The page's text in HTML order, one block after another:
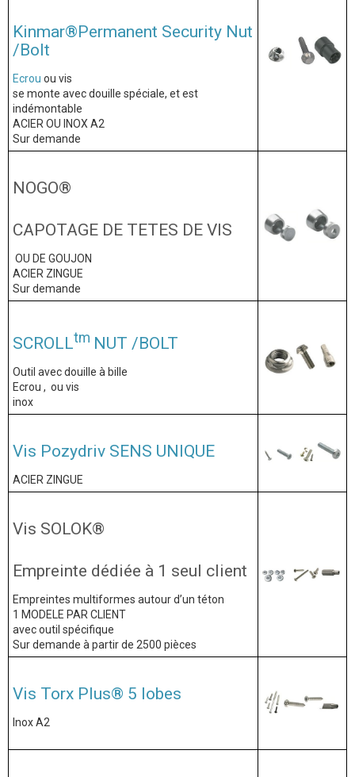
Kinmar®Permanent Security Nut
/Bolt
Ecrou ou vis
se monte avec douille spéciale, et est
indémontable
ACIER OU INOX A2
Sur demande
NOGO®
CAPOTAGE DE TETES DE VIS
OU DE GOUJON
ACIER ZINGUE
Sur demande
SCROLLtm NUT /BOLT
Outil avec douille à bille
Ecrou , ou vis
inox
Vis Pozydriv SENS UNIQUE
ACIER ZINGUE
Vis SOLOK®
Empreinte dédiée à 1 seul client
Empreintes multiformes autour d’un téton
1 MODELE PAR CLIENT
avec outil spécifique
Sur demande à partir de 2500 pièces
Vis Torx Plus® 5 lobes
Inox A2